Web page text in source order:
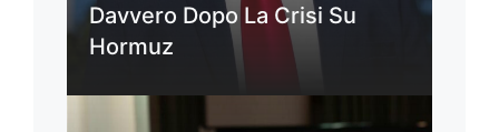
Davvero Dopo La Crisi Su
Hormuz